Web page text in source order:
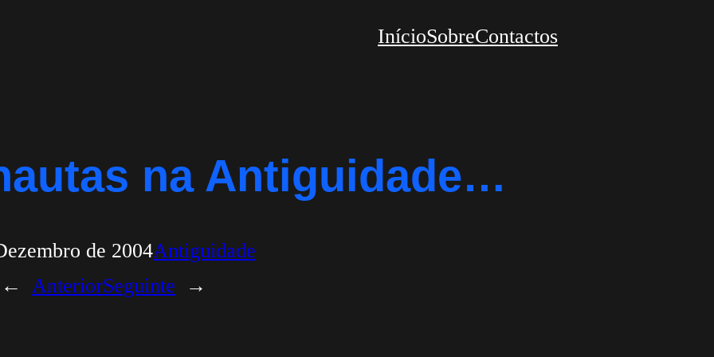
InícioSobreContactos
na Antiguidade…
de 2004Antiguidade
←
AnteriorSeguinte →